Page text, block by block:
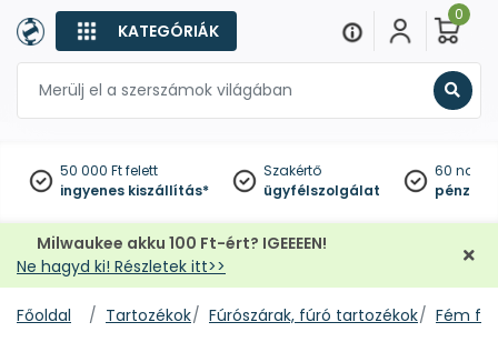
KATEGÓRIÁK
0
50 000 Ft felett
ingyenes kiszállítás*
Szakértő
ügyfélszolgálat
60
Milwaukee akku 100 Ft-ért? IGEEEEN!
Ne hagyd ki! Részletek itt>>
Főoldal Tartozékok Fúrószárak, fúró tartozékok Fém